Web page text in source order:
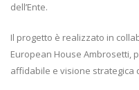
dell’Ente.
Il progetto è realizzato in
European House Ambrosetti,
affidabile e visione strategica